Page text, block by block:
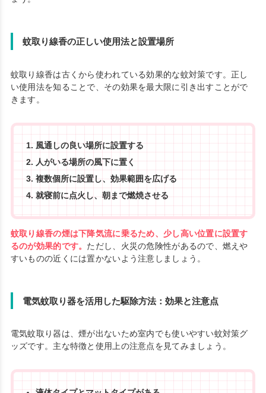
蚊取り線香の正しい使用法と設置場所
蚊取り線香は古くから使われている効果的な蚊対策です。正し
い使用法を知ることで、その効果を最大限に引き出すことがで
きます。
風通しの良い場所に設置する
人がいる場所の風下に置く
複数個所に設置し、効果範囲を広げる
就寝前に点火し、朝まで燃焼させる
蚊取り線香の煙は下降気流に乗るため、少し高い位置に設置す
るのが効果的です。 ただし、火災の危険性があるので、燃えや
すいものの近くには置かないよう注意しましょう。
電気蚊取り器を活用した駆除方法：効果と注意点
電気蚊取り器は、煙が出ないため室内でも使いやすい蚊対策グ
ッズです。主な特徴と使用上の注意点を見てみましょう。